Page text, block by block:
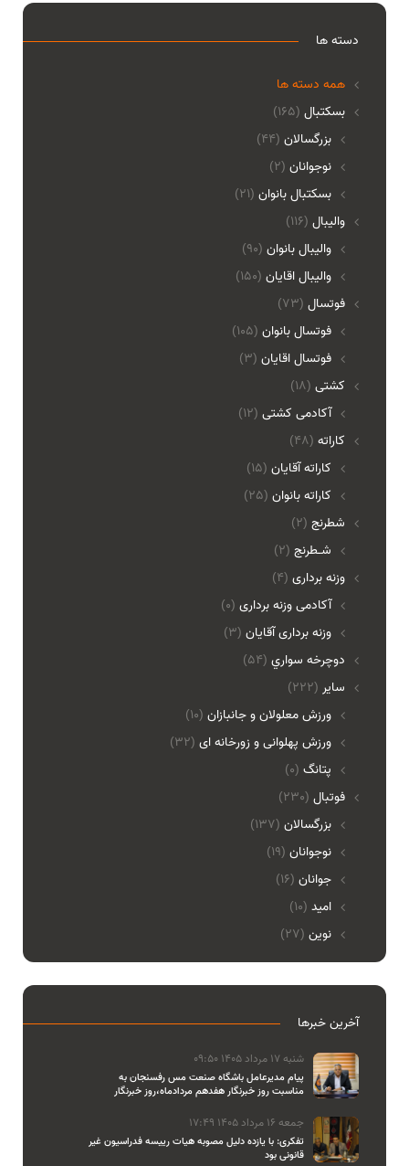
دسته ها
همه دسته ها
(165) بسکتبال
بزرگسالان (44)
نوجوانان (2)
بسکتبال بانوان (21)
(116) والیبال
واليبال بانوان (90)
واليبال اقايان (150)
(73) فوتسال
فوتسال بانوان (105)
فوتسال اقايان (3)
(18) کشتی
آکادمی کشتی (12)
(48) کاراته
کاراته آقایان (15)
کاراته بانوان (25)
(2) شطرنج
شـطرنج (2)
(4) وزنه برداری
آکادمی وزنه برداری (0)
وزنه برداری آقایان (3)
(54) دوچرخه سواري
(222) ساير
ورزش معلولان و جانبازان (10)
ورزش پهلوانی و زورخانه ای (32)
پتانگ (0)
(230) فوتبال
بزرگسالان (137)
نوجوانان (19)
جوانان (16)
امید (10)
نوین (27)
آخرین خبرها
شنبه 17 مرداد 1405 09:50
پیام مدیرعامل باشگاه صنعت مس رفسنجان به
مناسبت روز خبرنگار هفدهم مردادماه،روز خبرنگار
جمعه 16 مرداد 1405 17:49
تفکری: با یازده دلیل مصوبه هیات رییسه فدراسیون غیر
قانونی بود